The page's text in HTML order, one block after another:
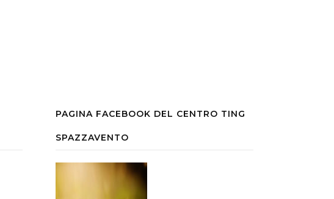
PAGINA FACEBOOK DEL CENTRO TING
SPAZZAVENTO